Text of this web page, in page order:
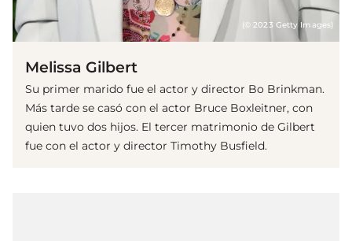
(© 2023 Getty Images)
Melissa Gilbert
Su primer marido fue el actor y director Bo Brinkman.
Más tarde se casó con el actor Bruce Boxleitner, con
quien tuvo dos hijos. El tercer matrimonio de Gilbert
fue con el actor y director Timothy Busfield.